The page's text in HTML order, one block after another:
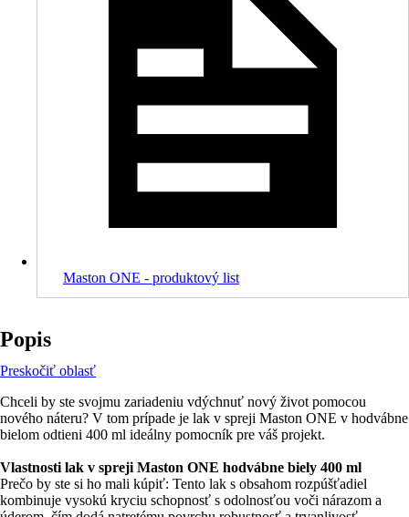
Maston ONE - produktový list
Popis
Preskočiť oblasť
Chceli by ste svojmu zariadeniu vdýchnuť nový život pomocou
nového náteru? V tom prípade je lak v spreji Maston ONE v hodvábne
bielom odtieni 400 ml ideálny pomocník pre váš projekt.
Vlastnosti lak v spreji Maston ONE hodvábne biely 400 ml
Prečo by ste si ho mali kúpiť: Tento lak s obsahom rozpúšťadiel
kombinuje vysokú kryciu schopnosť s odolnosťou voči nárazom a